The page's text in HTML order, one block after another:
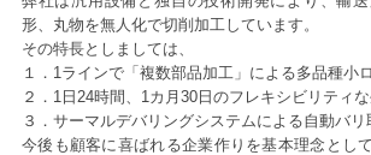
形、丸物を無人化で切削加工しています。
その特長としましては、
１．1ラインで「複数部品加工」による多品種小
２．1日24時間、1カ月30日のフレキシビリティ
３．サーマルデバリングシステムによる自動バ
今後も顧客に喜ばれる企業作りを基本理念とし